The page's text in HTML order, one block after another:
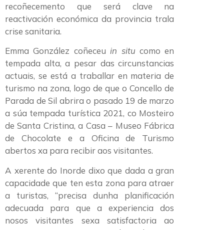
recoñecemento que será clave na
reactivación económica da provincia trala
crise sanitaria.
Emma González coñeceu in situ como en
tempada alta, a pesar das circunstancias
actuais, se está a traballar en materia de
turismo na zona, logo de que o Concello de
Parada de Sil abrira o pasado 19 de marzo
a súa tempada turística 2021, co Mosteiro
de Santa Cristina, a Casa – Museo Fábrica
de Chocolate e a Oficina de Turismo
abertos xa para recibir aos visitantes.
A xerente do Inorde dixo que dada a gran
capacidade que ten esta zona para atraer
a turistas, “precisa dunha planificación
adecuada para que a experiencia dos
nosos visitantes sexa satisfactoria ao